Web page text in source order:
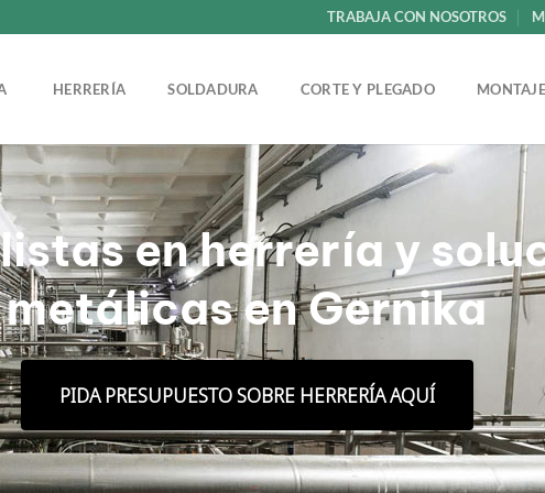
TRABAJA CON NOSOTROS
HERRERÍA SOLDADURA CORTE Y PLEGADO
en herrería y
metálicas en Gernika
PIDA PRESUPUESTO SOBRE HERRERÍA AQUÍ